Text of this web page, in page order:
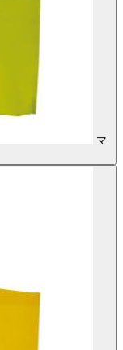
マ